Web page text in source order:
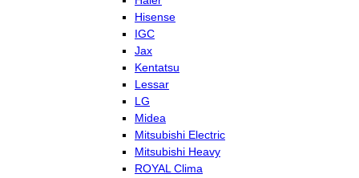
Hisense
IGC
Jax
Kentatsu
Lessar
LG
Midea
Mitsubishi Electric
Mitsubishi Heavy
ROYAL Clima